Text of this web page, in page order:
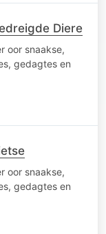
Diere
oor snaakse,
gedagtes en
oor snaakse,
gedagtes en